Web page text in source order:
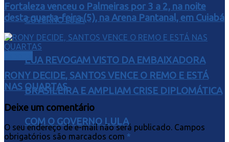
EUA REVOGAM VISTO DA EMBAIXADORA
BRASILEIRA E AMPLIAM CRISE DIPLOMÁTICA
COM O GOVERNO LULA
Fortaleza venceu o Palmeiras por 3 a 2, na noite
desta quarta-feira (5), na Arena Pantanal, em Cuiabá
RONY DECIDE, SANTOS VENCE O REMO E ESTÁ
NAS QUARTAS
Deixe um comentário
O seu endereço de e-mail não será publicado. Campos
obrigatórios são marcados com *